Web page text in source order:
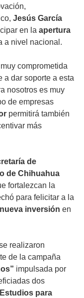
Jesús García
en la apertura
a nivel nacional.
comprometida
a dar soporte a esta
nosotros es muy
de empresas
permitirá también
más
de
de Chihuahua
fortalezcan la
para felicitar a la
inversión en
realizaron
de la campaña
impulsada por
dos
para